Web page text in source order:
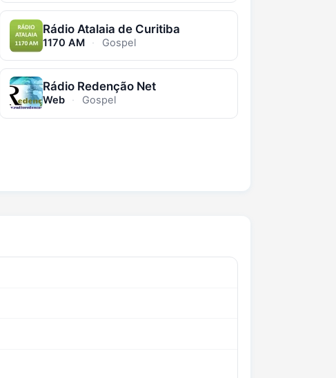
Rádio Atalaia de Curitiba
1170 AM · Gospel
Rádio Redenção Net
Web · Gospel